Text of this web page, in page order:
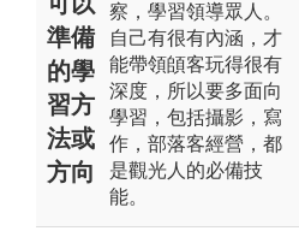
準備
的學
習方
法或
方向
察，學習領導眾人。
自己有很有內涵，才
能帶領頧客玩得很有
深度，所以要多面向
學習，包括攝影，寫
作，部落客經營，都
是觀光人的必備技
能。